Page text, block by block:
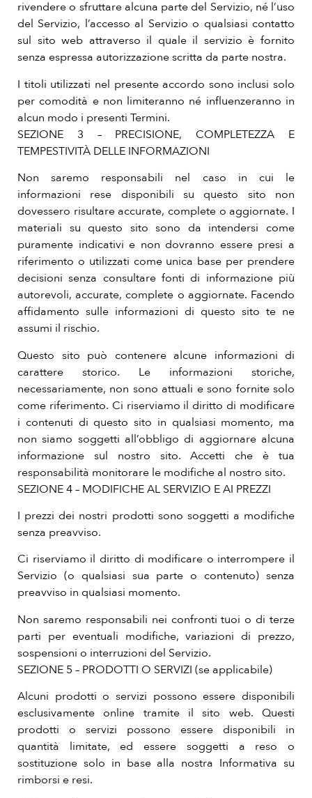
rivendere o sfruttare alcuna parte del Servizio, né l’uso
del Servizio, l’accesso al Servizio o qualsiasi contatto
sul sito web attraverso il quale il servizio è fornito
senza espressa autorizzazione scritta da parte nostra.
I titoli utilizzati nel presente accordo sono inclusi solo
per comodità e non limiteranno né influenzeranno in
alcun modo i presenti Termini.
SEZIONE 3 – PRECISIONE, COMPLETEZZA E
TEMPESTIVITÀ DELLE INFORMAZIONI
Non saremo responsabili nel caso in cui le
informazioni rese disponibili su questo sito non
dovessero risultare accurate, complete o aggiornate. I
materiali su questo sito sono da intendersi come
puramente indicativi e non dovranno essere presi a
riferimento o utilizzati come unica base per prendere
decisioni senza consultare fonti di informazione più
autorevoli, accurate, complete o aggiornate. Facendo
affidamento sulle informazioni di questo sito te ne
assumi il rischio.
Questo sito può contenere alcune informazioni di
carattere storico. Le informazioni storiche,
necessariamente, non sono attuali e sono fornite solo
come riferimento. Ci riserviamo il diritto di modificare
i contenuti di questo sito in qualsiasi momento, ma
non siamo soggetti all’obbligo di aggiornare alcuna
informazione sul nostro sito. Accetti che è tua
responsabilità monitorare le modifiche al nostro sito.
SEZIONE 4 – MODIFICHE AL SERVIZIO E AI PREZZI
I prezzi dei nostri prodotti sono soggetti a modifiche
senza preavviso.
Ci riserviamo il diritto di modificare o interrompere il
Servizio (o qualsiasi sua parte o contenuto) senza
preavviso in qualsiasi momento.
Non saremo responsabili nei confronti tuoi o di terze
parti per eventuali modifiche, variazioni di prezzo,
sospensioni o interruzioni del Servizio.
SEZIONE 5 – PRODOTTI O SERVIZI (se applicabile)
Alcuni prodotti o servizi possono essere disponibili
esclusivamente online tramite il sito web. Questi
prodotti o servizi possono essere disponibili in
quantità limitate, ed essere soggetti a reso o
sostituzione solo in base alla nostra Informativa su
rimborsi e resi.